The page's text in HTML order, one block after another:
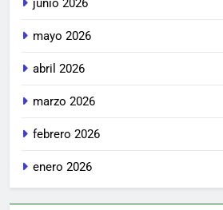
junio 2026
mayo 2026
abril 2026
marzo 2026
febrero 2026
enero 2026